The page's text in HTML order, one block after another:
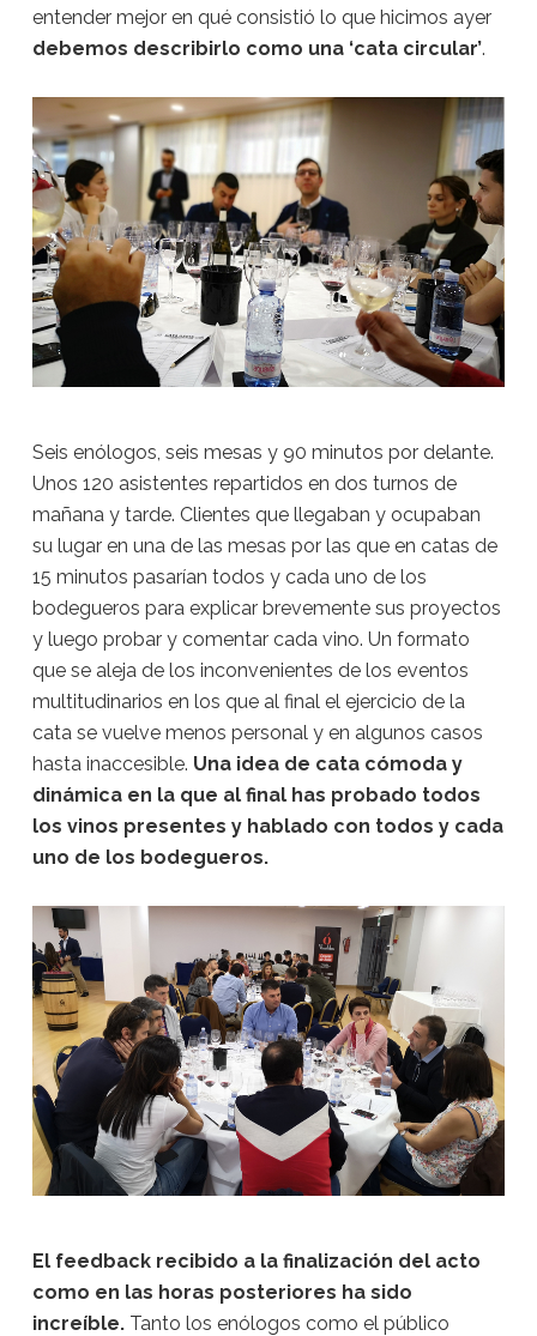
entender mejor en qué consistió lo que hicimos ayer
debemos describirlo como una ‘cata circular’.
Seis enólogos, seis mesas y 90 minutos por delante.
Unos 120 asistentes repartidos en dos turnos de
mañana y tarde. Clientes que llegaban y ocupaban
su lugar en una de las mesas por las que en catas de
15 minutos pasarían todos y cada uno de los
bodegueros para explicar brevemente sus proyectos
y luego probar y comentar cada vino. Un formato
que se aleja de los inconvenientes de los eventos
multitudinarios en los que al final el ejercicio de la
cata se vuelve menos personal y en algunos casos
hasta inaccesible. Una idea de cata cómoda y
dinámica en la que al final has probado todos
los vinos presentes y hablado con todos y cada
uno de los bodegueros.
El feedback recibido a la finalización del acto
como en las horas posteriores ha sido
increíble.Tanto los enólogos como el público